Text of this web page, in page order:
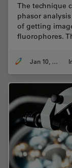
The technique
phasor
of getting
fluorophores.
Jan 10, 2022